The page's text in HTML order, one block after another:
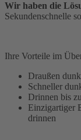
Wir haben die
Sekundenschnelle
Ihre Vorteile im
Draußen
Schneller
Drinnen bis
Einzigartiger
drinnen